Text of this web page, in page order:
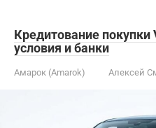
Кредитование
условия и банки
Амарок (Amarok) Алексей